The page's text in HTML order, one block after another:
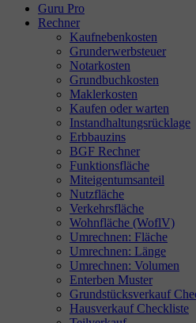
Guru Pro
Rechner
Kaufnebenkosten
Grunderwerbsteuer
Notarkosten
Grundbuchkosten
Maklerkosten
Kaufen oder warten
Instandhaltungsrücklage
Erbbauzins
BGF Rechner
Funktionsfläche
Miteigentumsanteil
Nutzfläche
Verkehrsfläche
Wohnfläche (WoflV)
Umrechnen: Fläche
Umrechnen: Länge
Umrechnen: Volumen
Enterben Muster
Grundstücksverkauf
Hausverkauf Checkliste